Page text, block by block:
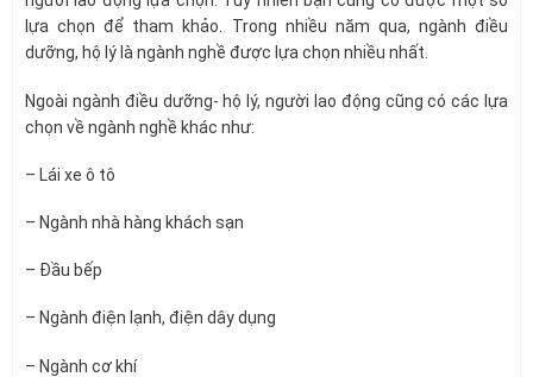
lựa chọn để tham khảo. Trong nhiều năm qua, ngành điều
dưỡng, hộ lý là ngành nghề được lựa chọn nhiều nhất.
Ngoài ngành điều dưỡng- hộ lý, người lao động cũng có các lựa
chọn về ngành nghề khác như:
– Lái xe ô tô
– Ngành nhà hàng khách sạn
– Đầu bếp
– Ngành điện lạnh, điện dây dụng
– Ngành cơ khí